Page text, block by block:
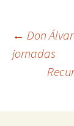
← Don
jornadas